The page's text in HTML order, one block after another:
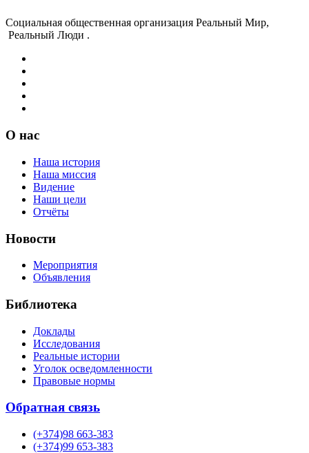
Социальная общественная организация Реальный Мир,
Реальный Люди .
О нас
Наша история
Наша миссия
Видение
Наши цели
Отчёты
Новости
Мероприятия
Объявления
Библиотека
Доклады
Исследования
Реальные истории
Уголок осведомленности
Правовые нормы
Обратная связь
(+374)98 663-383
(+374)99 653-383